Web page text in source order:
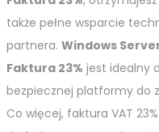
także pełne wsparcie
partnera. Windows
Faktura 23% jest idealny
bezpiecznej platformy do
Co więcej, faktura VAT